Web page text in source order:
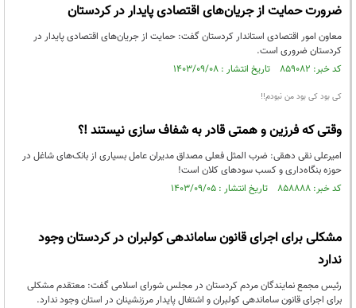
ضرورت حمایت از جریان‌های اقتصادی پایدار در کردستان
معاون امور اقتصادی استاندار کردستان گفت: حمایت از جریان‌های اقتصادی پایدار در
کردستان ضروری است.
کد خبر: ۸۵۹۰۸۲ تاریخ انتشار : ۱۴۰۳/۰۹/۰۸
کی بود کی بود من نبودم!!
وقتی که فرزین و همتی قادر به شفاف سازی نیستند !؟
امیرعلی نقی دهقی: ضرب المثل فعلی مصداق مدیران عامل بسیاری از بانک‌های شاغل در
حوزه بنگاه‌داری و کسب سودهای کلان است!
کد خبر: ۸۵۸۸۸۸ تاریخ انتشار : ۱۴۰۳/۰۹/۰۵
مشکلی برای اجرای قانون ساماندهی کولبران در کردستان وجود
ندارد
رئیس مجمع نمایندگان مردم کردستان در مجلس شورای اسلامی گفت: معتقدم مشکلی
برای اجرای قانون ساماندهی کولبران و اشتغال پایدار مرزنشینان در استان وجود ندارد.